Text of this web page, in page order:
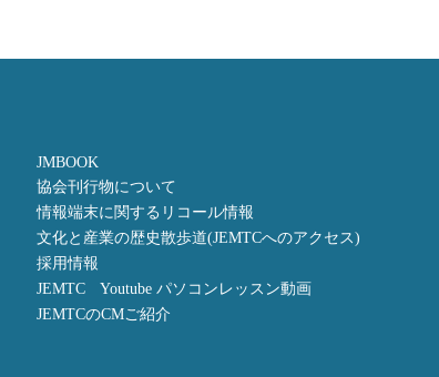
JMBOOK
協会刊行物について
情報端末に関するリコール情報
文化と産業の歴史散歩道(JEMTCへのアクセス)
採用情報
JEMTC Youtube パソコンレッスン動画
JEMTCのCMご紹介